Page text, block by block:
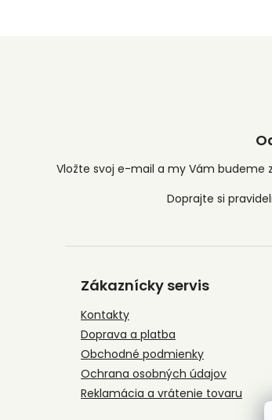
Vložte svoj e-mail a my Vám
Zákaznícky servis
Kontakty
Doprava a platba
Obchodné podmienky
Ochrana osobných údajov
Reklamácia a vrátenie tovaru